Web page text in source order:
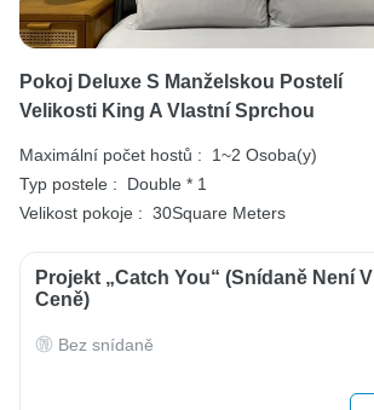
Pokoj Deluxe S Manželskou Postelí
Velikosti King A Vlastní Sprchou
Maximální počet hostů :
1~2 Osoba(y)
Typ postele :
Double * 1
Velikost pokoje : 30Square Meters
Projekt „Catch You“ (Snídaně Není V
Ceně)
Bez snídaně